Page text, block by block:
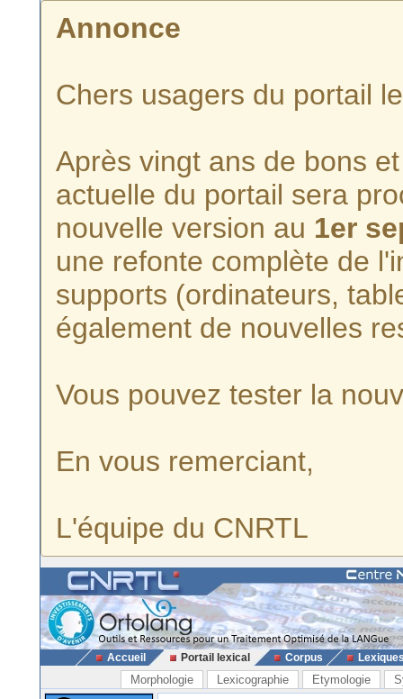
Annonce
Chers usagers du portail
Après vingt ans de bons
actuelle du portail sera
nouvelle version au 1er
une refonte complète de
supports (ordinateurs,
également de nouvelles
Vous pouvez tester la
En vous remerciant,
L'équipe du CNRTL
Accueil Portail lexical Corpus
Morphologie Lexicographie Etymologie